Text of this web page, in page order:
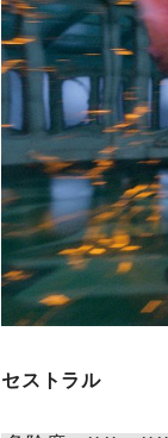
セストラル